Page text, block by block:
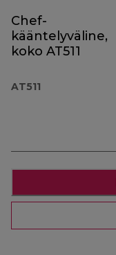
Chef-
kääntelyväline,
koko AT511
AT511